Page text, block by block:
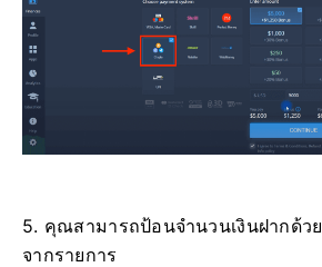
5. คุณสามารถป้อนจำนวนเงินฝากด้ว
จากรายการ